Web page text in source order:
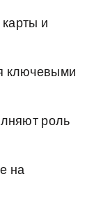
и
ключевыми
роль
на